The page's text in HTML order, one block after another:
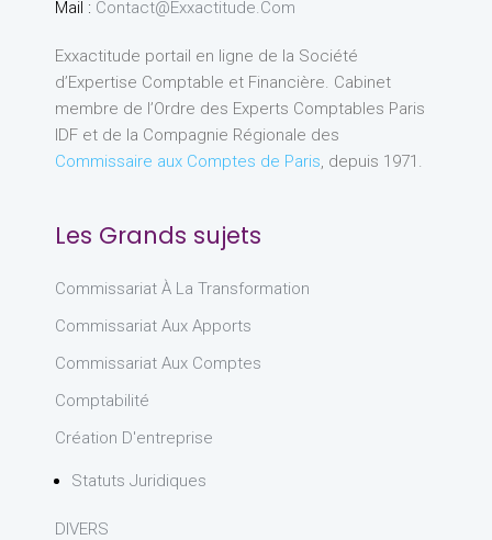
Mail : Contact@exxactitude.com
Exxactitude portail en ligne de la Société
d’Expertise Comptable et Financière. Cabinet
membre de l’Ordre des Experts Comptables Paris
IDF et de la Compagnie Régionale des
Commissaire aux Comptes de Paris , depuis 1971.
Les Grands sujets
Commissariat À La Transformation
Commissariat Aux Apports
Commissariat Aux Comptes
Comptabilité
Création D'entreprise
Statuts Juridiques
DIVERS